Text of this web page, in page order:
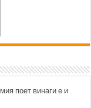
поет винаги е и